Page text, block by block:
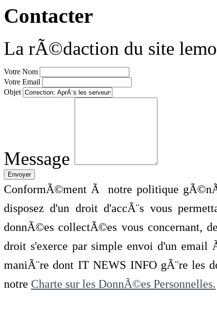
Contacter
La rÃ©daction du site
Votre Nom
Votre Email
Objet
Message
ConformÃ©ment Ã notre politique
disposez d'un droit d'accÃ¨s vous
donnÃ©es collectÃ©es vous concernant,
droit s'exerce par simple envoi d'un
maniÃ¨re dont IT NEWS INFO gÃ¨re les
notre Charte sur les DonnÃ©es Personnelles.